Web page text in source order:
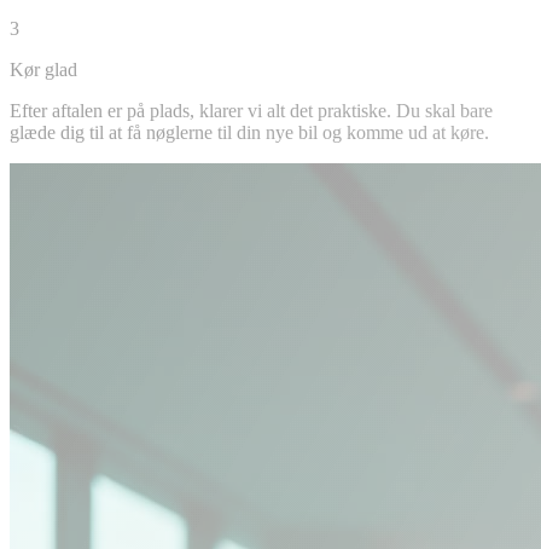
3
Kør glad
Efter aftalen er på plads, klarer vi alt det praktiske. Du skal bare
glæde dig til at få nøglerne til din nye bil og komme ud at køre.